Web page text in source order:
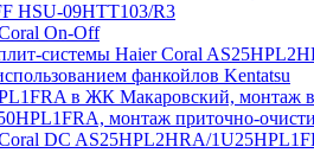
HSU-09HTT103/R3
On-Off
системы Haier Coral
фанкойлов Kentatsu
в ЖК Макаровский, монтаж
монтаж приточно-
DC AS25HPL2HRA/